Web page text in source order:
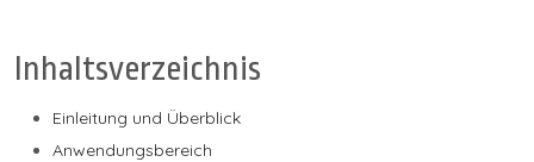
Inhaltsverzeichnis
Einleitung und Überblick
Anwendungsbereich